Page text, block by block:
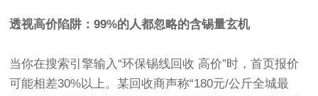
透视高价陷阱：99%的人都忽略的含锡量玄机
当你在搜索引擎输入“环保锡线回收 高价”时，首页报价
可能相差30%以上。某回收商声称“180元/公斤全城最